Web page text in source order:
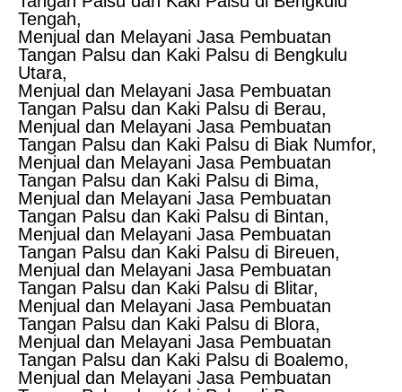
Tengah,
Menjual dan Melayani Jasa Pembuatan
Tangan Palsu dan Kaki Palsu di Bengkulu
Utara,
Menjual dan Melayani Jasa Pembuatan
Tangan Palsu dan Kaki Palsu di Berau,
Menjual dan Melayani Jasa Pembuatan
Tangan Palsu dan Kaki Palsu di Biak Numfor,
Menjual dan Melayani Jasa Pembuatan
Tangan Palsu dan Kaki Palsu di Bima,
Menjual dan Melayani Jasa Pembuatan
Tangan Palsu dan Kaki Palsu di Bintan,
Menjual dan Melayani Jasa Pembuatan
Tangan Palsu dan Kaki Palsu di Bireuen,
Menjual dan Melayani Jasa Pembuatan
Tangan Palsu dan Kaki Palsu di Blitar,
Menjual dan Melayani Jasa Pembuatan
Tangan Palsu dan Kaki Palsu di Blora,
Menjual dan Melayani Jasa Pembuatan
Tangan Palsu dan Kaki Palsu di Boalemo,
Menjual dan Melayani Jasa Pembuatan